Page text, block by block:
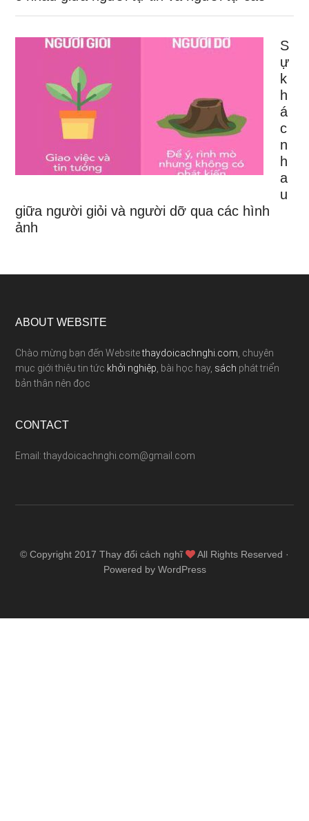
S
ự
k
h
á
c
n
h
a
u
giữa người giỏi và người dỡ qua các hình
ảnh
ABOUT WEBSITE
Chào mừng bạn đến Websitethaydoicachnghi.com , chuyên
mục giới thiệu tin tức khởi nghiệp , bài học hay, sách phát triển
bản thân nên đọc
CONTACT
Email: thaydoicachnghi.com@gmail.com
© Copyright 2017 Thay đổi cách nghĩ
All Rights Reserved ·
Powered by WordPress